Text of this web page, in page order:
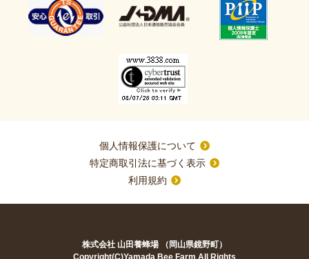
個人情報保護について
特定商取引法に基づく表示
利用規約
株式会社 山田養蜂場 （岡山県鏡野町）
Copyright(C)Yamada Bee Farm All Rights